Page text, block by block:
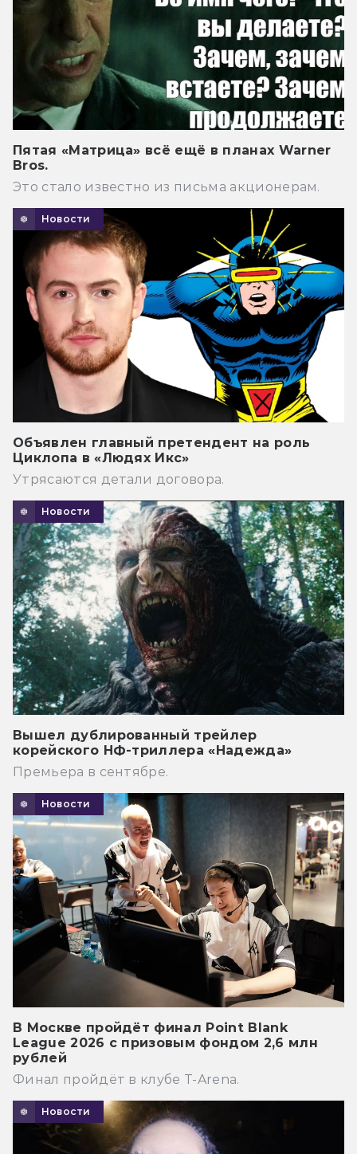
Пятая «Матрица» всё ещё в планах Warner
Bros.
Это стало известно из письма акционерам.
Новости
Объявлен главный претендент на роль
Циклопа в «Людях Икс»
Утрясаются детали договора.
Новости
Вышел дублированный трейлер
корейского НФ-триллера «Надежда»
Премьера в сентябре.
Новости
В Москве пройдёт финал Point Blank
League 2026 с призовым фондом 2,6 млн
рублей
Финал пройдёт в клубе T-Arena.
Новости